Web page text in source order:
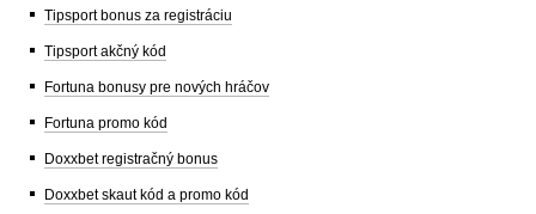
Tipsport bonus za registráciu
Tipsport akčný kód
Fortuna bonusy pre nových hráčov
Fortuna promo kód
Doxxbet registračný bonus
Doxxbet skaut kód a promo kód